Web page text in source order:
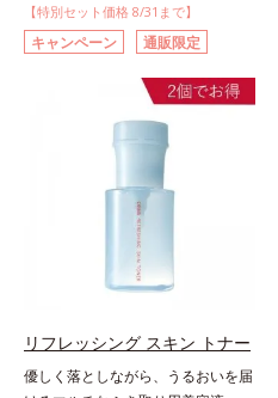
【特別セット価格 8/31まで】
キャンペーン 通販限定
リフレッシング スキン トナー
優しく落としながら、うるおいを届